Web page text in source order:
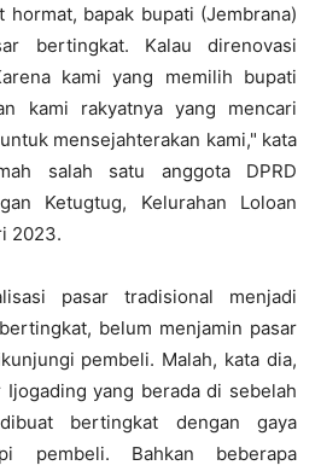
hormat, bapak bupati (Jembrana)
bertingkat. Kalau direnovasi
kami yang memilih bupati
kami rakyatnya yang mencari
mensejahterakan kami," kata
salah satu anggota DPRD
Ketugtug, Kelurahan Loloan
2023.
pasar tradisional menjadi
belum menjamin pasar
pembeli. Malah, kata dia,
yang berada di sebelah
bertingkat dengan gaya
pembeli. Bahkan beberapa